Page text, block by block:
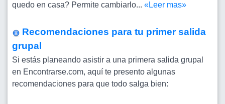
quedo en casa? Permite cambiarlo... «Leer mas»
Recomendaciones para tu primer salida
grupal
Si estás planeando asistir a una primera salida grupal
en Encontrarse.com, aquí te presento algunas
recomendaciones para que todo salga bien: